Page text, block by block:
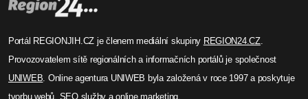
Portál REGIONJIH.CZ je členem mediální skupiny REGION24.CZ.
Provozovatelem sítě regionálních a informačních portálů je společnost
UNIWEB . Online agentura UNIWEB byla založená v roce 1997 a poskytuje
tvorbu webů, SEO služby a online marketing.